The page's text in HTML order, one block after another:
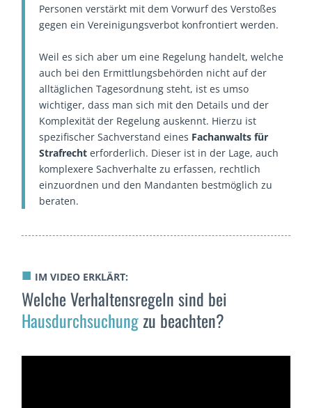
Personen verstärkt mit dem Vorwurf des Verstoßes
gegen ein Vereinigungsverbot konfrontiert werden.
Weil es sich aber um eine Regelung handelt, welche
auch bei den Ermittlungsbehörden nicht auf der
alltäglichen Tagesordnung steht, ist es umso
wichtiger, dass man sich mit den Details und der
Komplexität der Regelung auskennt. Hierzu ist
spezifischer Sachverstand eines Fachanwalts für
Strafrecht erforderlich. Dieser ist in der Lage, auch
komplexere Sachverhalte zu erfassen, rechtlich
einzuordnen und den Mandanten bestmöglich zu
beraten.
■ IM VIDEO ERKLÄRT:
Welche Verhaltensregeln sind bei
Hausdurchsuchungzu beachten?